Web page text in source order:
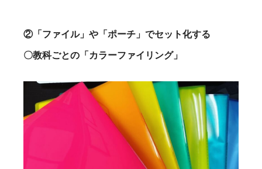
②「ファイル」や「ポーチ」でセット化する
〇教科ごとの「カラーファイリング」